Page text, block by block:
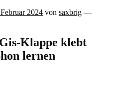
2024 von saxbrig —
Klappe klebt
lernen